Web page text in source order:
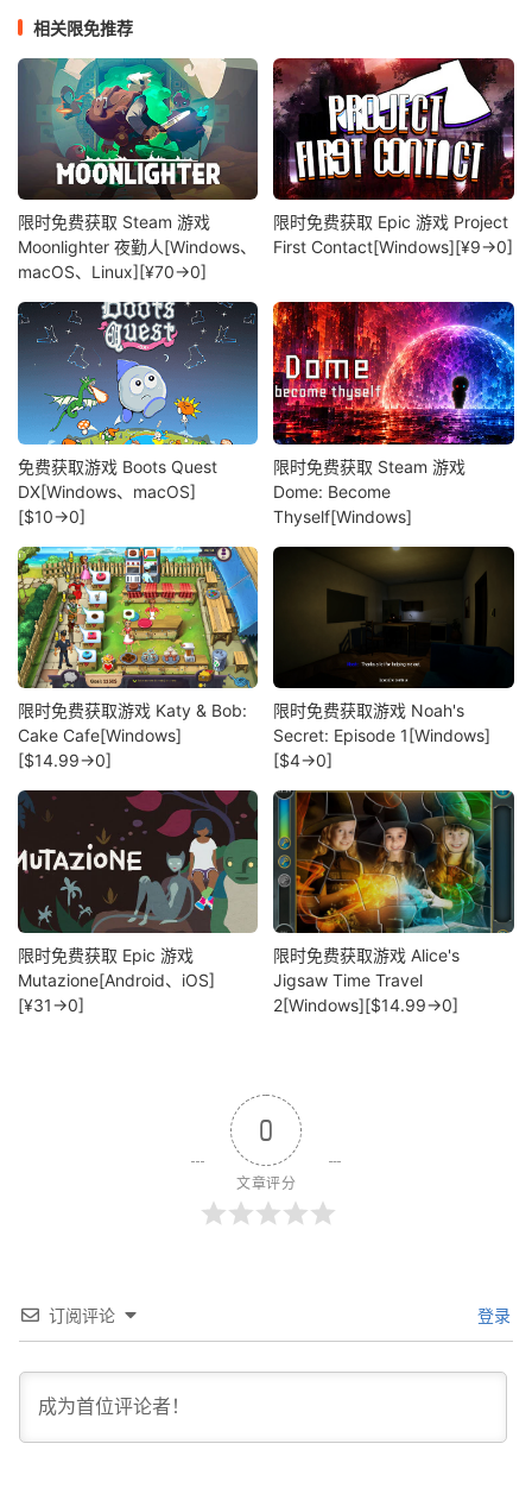
相关限免推荐
限时免费获取 Steam 游戏
Moonlighter 夜勤人[Windows、
macOS、Linux][¥70→0]
限时免费获取 Epic 游戏 Project
First Contact[Windows][¥9→0]
免费获取游戏 Boots Quest
DX[Windows、macOS]
[$10→0]
限时免费获取 Steam 游戏
Dome: Become
Thyself[Windows]
限时免费获取游戏 Katy & Bob:
Cake Cafe[Windows]
[$14.99→0]
限时免费获取游戏 Noah's
Secret: Episode 1[Windows]
[$4→0]
限时免费获取 Epic 游戏
Mutazione[Android、iOS]
[¥31→0]
限时免费获取游戏 Alice's
Jigsaw Time Travel
2[Windows][$14.99→0]
0
文章评分
订阅评论 登录